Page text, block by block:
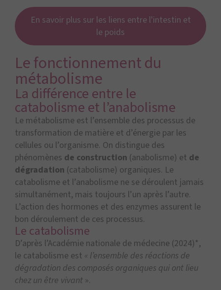
En savoir plus sur les liens entre l'intestin et
le poids
Le fonctionnement du
métabolisme
La différence entre le
catabolisme et l’anabolisme
Le métabolisme est l’ensemble des processus de
transformation de matière et d’énergie par les
cellules ou l’organisme. On distingue des
phénomènes de construction (anabolisme) et de
dégradation (catabolisme) organiques. Le
catabolisme et l’anabolisme ne se déroulent jamais
simultanément, mais toujours l’un après l’autre.
L’action des hormones et des enzymes assurent le
bon déroulement de ces processus.
Le catabolisme
D’après l’Académie nationale de médecine (2024)*,
le catabolisme est « l’ensemble des réactions de
dégradation des composés organiques qui ont lieu
chez un être vivant ».